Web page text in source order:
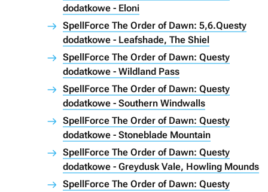
dodatkowe - Eloni
SpellForce The Order of Dawn: 5,6.Questy
dodatkowe - Leafshade, The Shiel
SpellForce The Order of Dawn: Questy
dodatkowe - Wildland Pass
SpellForce The Order of Dawn: Questy
dodatkowe - Southern Windwalls
SpellForce The Order of Dawn: Questy
dodatkowe - Stoneblade Mountain
SpellForce The Order of Dawn: Questy
dodatkowe - Greydusk Vale, Howling Mounds
SpellForce The Order of Dawn: Questy